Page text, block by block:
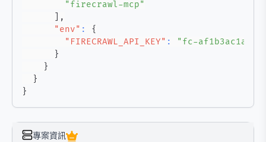
"firecrawl-mcp"
,
"env" :
{
"FIRECRAWL_API_KEY" :
"fc-
}
}
}
}
專案資訊